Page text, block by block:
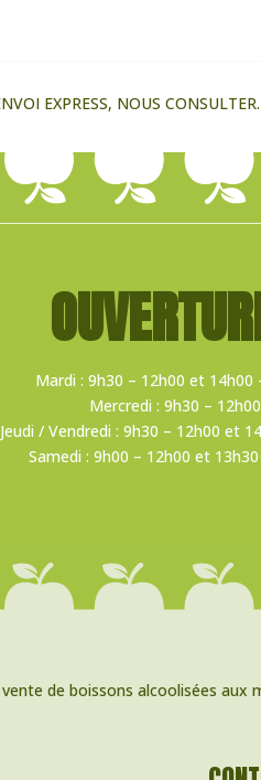
EXPRESS, NOUS
Mardi : 9h30 – 12h00 et 14h00
Mercredi : 9h30 – 12h00
Jeudi / Vendredi : 9h30 – 12h00 et
Samedi : 9h00 – 12h00 et
de boissons alcoolisées aux